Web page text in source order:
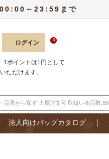
00:00～23:59まで
ログイン 0
ポイントは1円として
ただけます。
法人向けバッグカタログ